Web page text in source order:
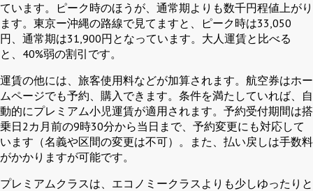
ています。ピーク時のほうが、通常期よりも数千円程値上がり
ます。東京ー沖縄の路線で見てますと、ピーク時は33,050
円、通常期は31,900円となっています。大人運賃と比べる
と、40%弱の割引です。
運賃の他には、旅客使用料などが加算されます。航空券はホー
ムページでも予約、購入できます。条件を満たしていれば、自
動的にプレミアム小児運賃が適用されます。予約受付期間は搭
乗日2カ月前の9時30分から当日まで、予約変更にも対応して
います（名義や区間の変更は不可）。また、払い戻しは手数料
がかかりますが可能です。
プレミアムクラスは、エコノミークラスよりも少しゆったりと